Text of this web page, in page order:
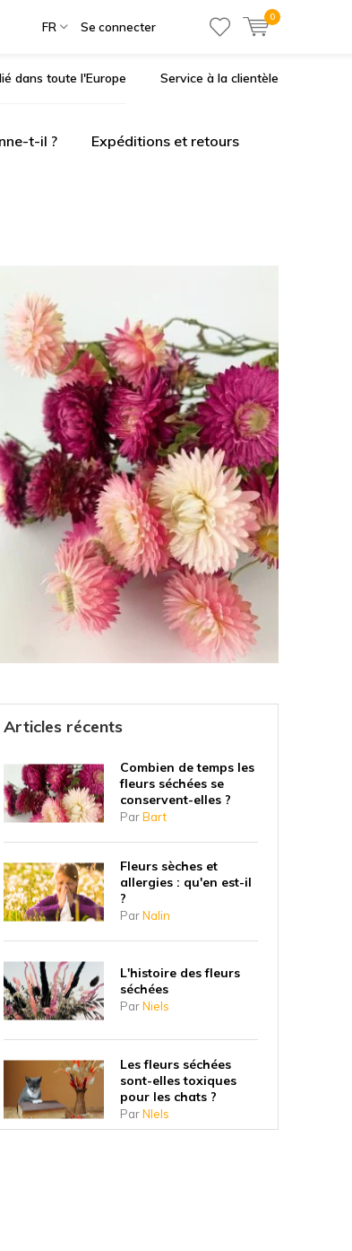
FR Se connecter
0
dans toute l'Europe Service à la clientèle
t-il ? Expéditions et retours
Articles récents
Combien de temps les
fleurs séchées se
conservent-elles ?
ParBart
Fleurs sèches et
allergies : qu'en est-il
?
ParNalin
L'histoire des fleurs
séchées
ParNiels
Les fleurs séchées
sont-elles toxiques
pour les chats ?
ParNIels